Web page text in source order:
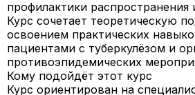
профилактики распространения
Курс сочетает теоретическую
освоением практических
пациентами с туберкулёзом и
противоэпидемических
Кому подойдёт этот курс
Курс ориентирован на